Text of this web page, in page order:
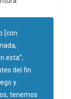
[con
esta”,
del fin
y
tenemos